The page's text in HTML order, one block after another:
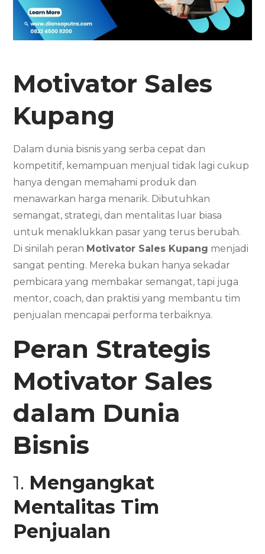
Motivator Sales
Kupang
Dalam dunia bisnis yang serba cepat dan
kompetitif, kemampuan menjual tidak lagi cukup
hanya dengan memahami produk dan
menawarkan harga menarik. Dibutuhkan
semangat, strategi, dan mentalitas luar biasa
untuk menaklukkan pasar yang terus berubah.
Di sinilah peran Motivator Sales Kupang menjadi
sangat penting. Mereka bukan hanya sekadar
pembicara yang membakar semangat, tapi juga
mentor, coach, dan praktisi yang membantu tim
penjualan mencapai performa terbaiknya.
Peran Strategis
Motivator Sales
dalam Dunia
Bisnis
1. Mengangkat
Mentalitas Tim
Penjualan